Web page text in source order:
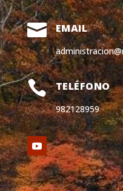
 EMAIL
 TELÉFONO
982128959